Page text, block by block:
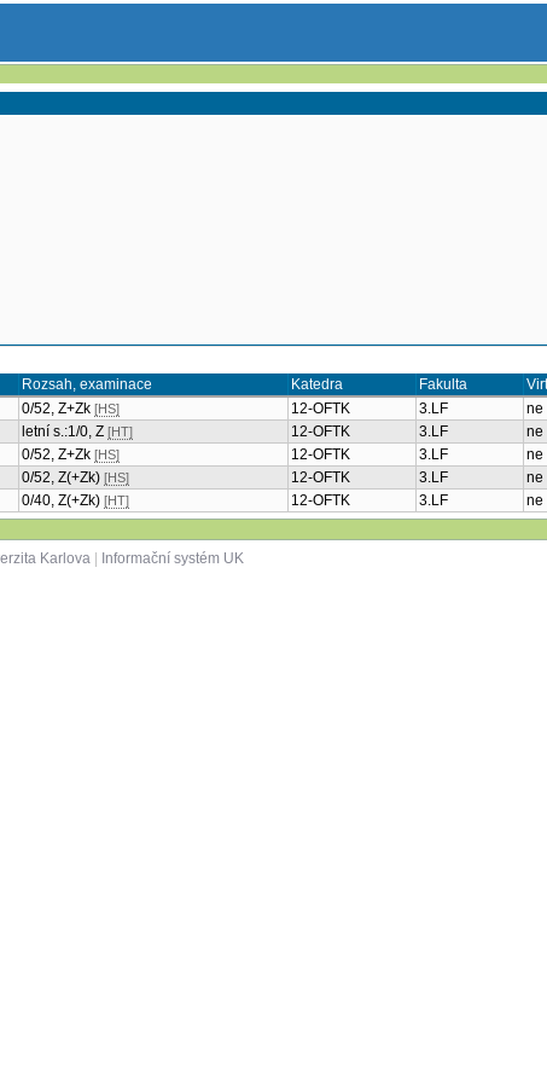
Rozsah, examinace Katedra Fakulta
0/52, Z+Zk[HS] 12-OFTK 3.LF
letní s.:1/0, Z 12-OFTK 3.LF ne
0/52, Z+Zk[HS] 12-OFTK 3.LF ne
0/52, Z(+Zk)[HS] 12-OFTK 3.LF